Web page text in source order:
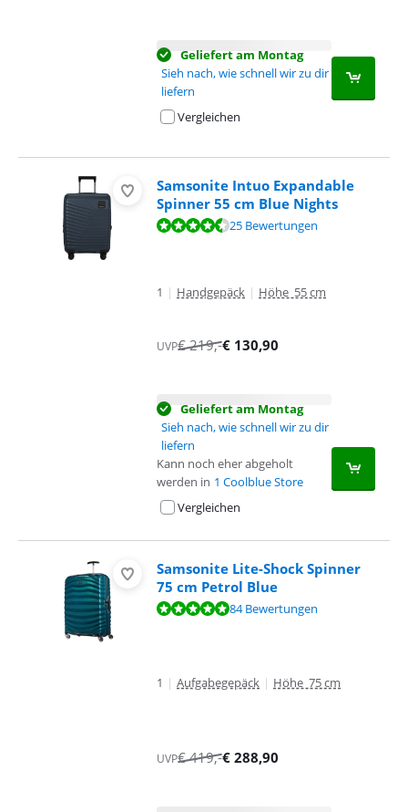
Geliefert am Montag
Sieh nach, wie schnell wir zu dir
liefern
Vergleichen
Samsonite Intuo Expandable
Spinner 55 cm Blue Nights
Bewertet mit 9,1 von 10, basierend auf 25 Bewertungen.
25 Bewertungen
1 | Handgepäck | Höhe 55 cm
UVP€219,-€ 130,90
Geliefert am Montag
Sieh nach, wie schnell wir zu dir
liefern
Kann noch eher abgeholt
werden in 1 Coolblue Store
Vergleichen
Samsonite Lite-Shock Spinner
75 cm Petrol Blue
Bewertet mit 9,6 von 10, basierend auf 84 Bewertungen.
84 Bewertungen
1 | Aufgabegepäck | Höhe 75 cm
UVP€419,-€ 288,90